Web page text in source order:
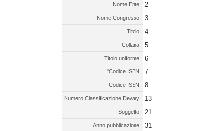
Nome Ente: 2
Nome Congresso: 3
Titolo: 4
Collana: 5
Titolo uniforme: 6
"Codice ISBN: 7
Codice ISSN: 8
Numero Classificazione Dewey: 13
Soggetto: 21
Anno pubblicazione: 31